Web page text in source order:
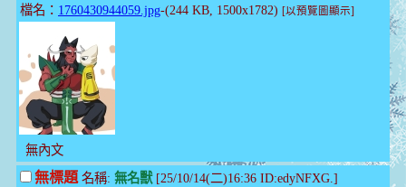
檔名： 1760430944059.jpg-(244 KB, 1500x1782) [以預覽圖顯示]
無內文
無標題名稱: 無名獸[25/10/14(二)16:36 ID:edyNFXG.]